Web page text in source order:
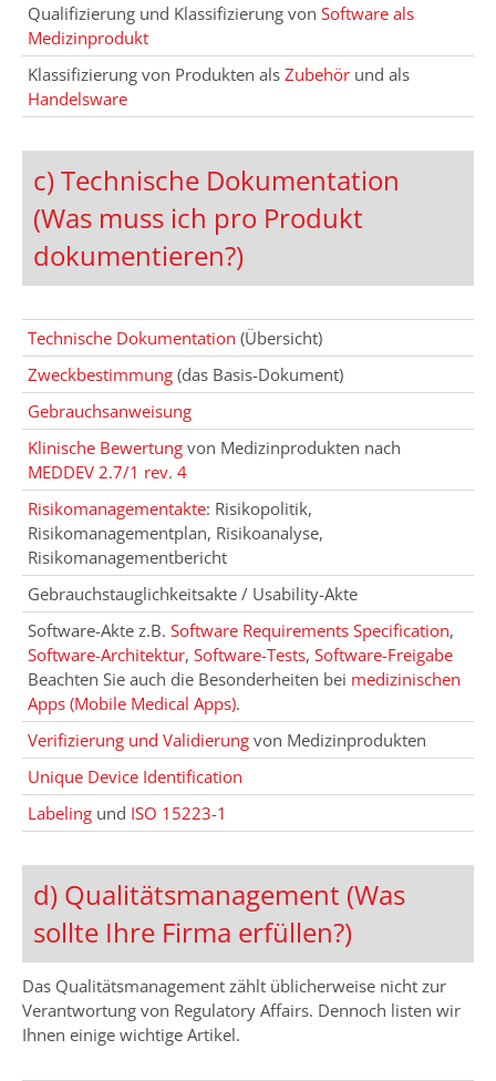
Qualifizierung und Klassifizierung von Software als
Medizinprodukt
Klassifizierung von Produkten als Zubehör und als
Handelsware
c) Technische Dokumentation
(Was muss ich pro Produkt
dokumentieren?)
Technische Dokumentation (Übersicht)
Zweckbestimmung (das Basis-Dokument)
Gebrauchsanweisung
Klinische Bewertung von Medizinprodukten nach
MEDDEV 2.7/1 rev. 4
Risikomanagementakte: Risikopolitik,
Risikomanagementplan, Risikoanalyse,
Risikomanagementbericht
Gebrauchstauglichkeitsakte / Usability-Akte
Software-Akte z.B. Software Requirements Specification,
Software-Architektur, Software-Tests, Software-Freigabe
Beachten Sie auch die Besonderheiten bei medizinischen
Apps (Mobile Medical Apps).
Verifizierung und Validierung von Medizinprodukten
Unique Device Identification
Labeling und ISO 15223-1
d) Qualitätsmanagement (Was
sollte Ihre Firma erfüllen?)
Das Qualitätsmanagement zählt üblicherweise nicht zur
Verantwortung von Regulatory Affairs. Dennoch listen wir
Ihnen einige wichtige Artikel.